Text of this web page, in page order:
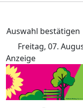
Auswahl bestätigen
Freitag, 07.
Anzeige